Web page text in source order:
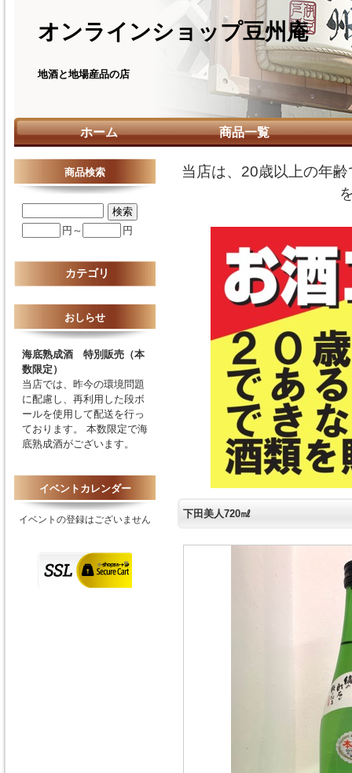
オンラインショップ豆州庵
地酒と地場産品の店
ホーム 商品一覧
当店は、20歳以上の年
下田美人720㎖
商品検索
円～ 円
カテゴリ
おしらせ
海底熟成酒 特別販売（本
数限定）
当店では、昨今の環境問題
に配慮し、再利用した段ボ
ールを使用して配送を行っ
ております。 本数限定で海
底熟成酒がございます。
イベントカレンダー
イベントの登録はございません